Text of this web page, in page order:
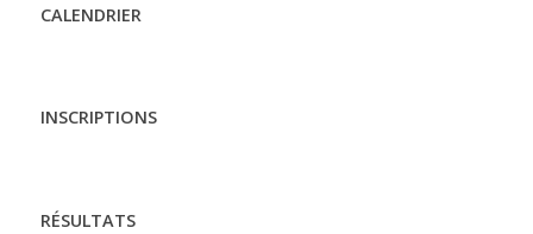
CALENDRIER
INSCRIPTIONS
RÉSULTATS